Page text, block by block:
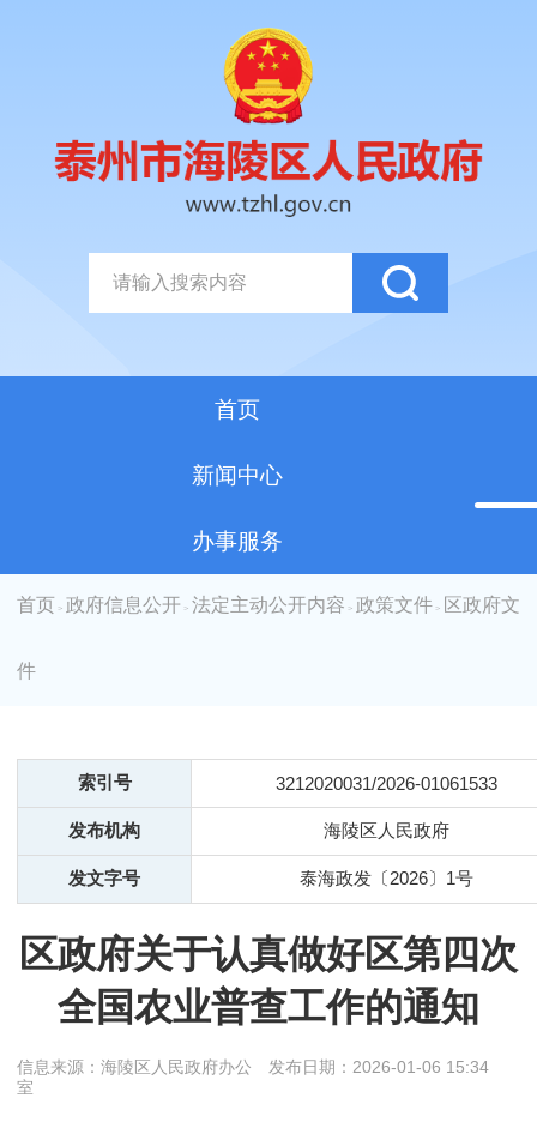
首页
新闻中心
办事服务
首页 > 政府信息公开 > 法定主动公开内容 > 政策文件 > 区政府文
件
索引号 3212020031/2026-01061533
发布机构 海陵区人民政府
发文字号 泰海政发〔2026〕1号
区政府关于认真做好区第四次
全国农业普查工作的通知
信息来源：海陵区人民政府办公
室
发布日期：2026-01-06 15:34